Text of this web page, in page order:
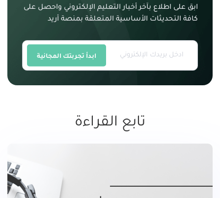
ابق على اطلاع بآخر أخبار التعليم الإلكتروني واحصل على
كافة التحديثات الأساسية المتعلقة بمنصة أريد
ابدأ تجربتك المجانية
تابع القراءة